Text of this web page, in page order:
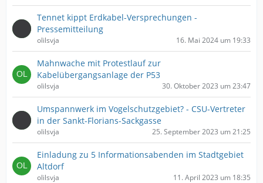
Tennet kippt Erdkabel-Versprechungen -
Pressemitteilung
olilsvja 16. Mai 2024 um 19:33
Mahnwache mit Protestlauf zur
Kabelübergangsanlage der P53
olilsvja 30. Oktober 2023 um 23:47
Umspannwerk im Vogelschutzgebiet? - CSU-Vertreter
in der Sankt-Florians-Sackgasse
olilsvja 25. September 2023 um 21:25
Einladung zu 5 Informationsabenden im Stadtgebiet
Altdorf
olilsvja 11. April 2023 um 18:35